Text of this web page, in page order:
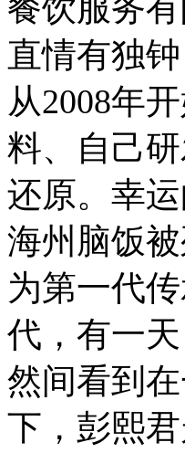
餐饮服务
直情有独
从2008年
料、自己
还原。幸
海州脑饭
为第一代
代，有一
然间看到
下，彭熙